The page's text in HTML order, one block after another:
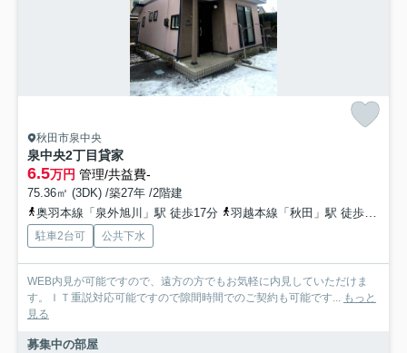
秋田市泉中央
泉中央2丁目貸家
6.5万円 管理/共益費-
75.36㎡ (3DK) /築27年 /2階建
奥羽本線「泉外旭川」駅 徒歩17分
羽越本線「秋田」駅 徒歩46分
駐車2台可 公共下水
WEB内見が可能ですので、遠方の方でもお気軽に内見していただけま
す。ＩＴ重説対応可能ですので隙間時間でのご契約も可能です... もっと
見る
募集中の部屋